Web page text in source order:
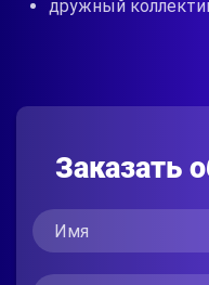
дружный
Заказать